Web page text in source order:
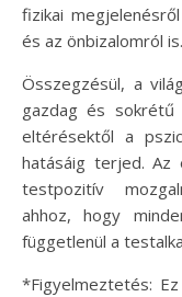
fizikai
és az önbizalomról is.
Összegzésül, a
gazdag és
eltérésektől a
hatásáig terjed. Az
testpozitív
ahhoz, hogy
függetlenül a
*Figyelmeztetés: